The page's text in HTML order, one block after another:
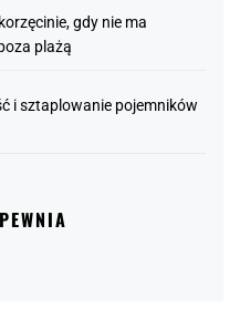
gdy nie ma
plażą
i sztaplowanie pojemników